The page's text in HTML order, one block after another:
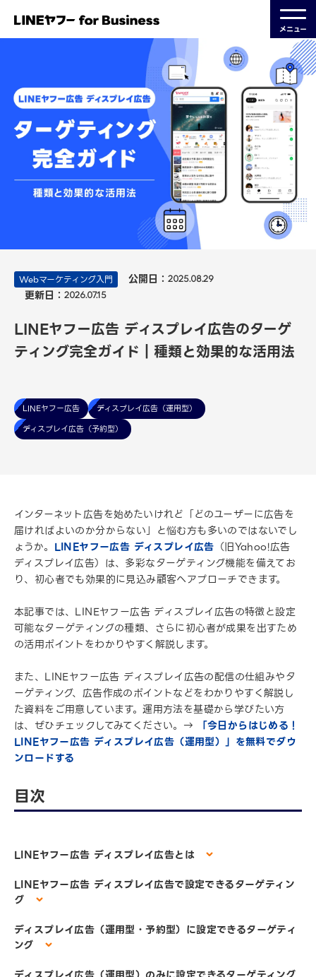
メニュー
Webマーケティング入門 公開日： 2025.08.29
更新日： 2026.07.15
LINEヤフー広告 ディスプレイ広告のターゲ
ティング完全ガイド｜種類と効果的な活用法
LINEヤフー広告
ディスプレイ広告（運用型）
ディスプレイ広告（予約型）
インターネット広告を始めたいけれど「どのユーザーに広告を
届ければよいのか分からない」と悩む方も多いのではないでし
ょうか。 LINEヤフー広告 ディスプレイ広告 （旧Yahoo!広告
ディスプレイ広告）は、多彩なターゲティング機能を備えてお
り、初心者でも効果的に見込み顧客へアプローチできます。
本記事では、LINEヤフー広告 ディスプレイ広告の特徴と設定
可能なターゲティングの種類、さらに初心者が成果を出すため
の活用ポイントをわかりやすく解説します。
また、LINEヤフー広告 ディスプレイ広告の配信の仕組みやタ
ーゲティング、広告作成のポイントなどをわかりやすく解説し
た資料をご用意しています。運用方法を基礎から学びたい方
は、ぜひチェックしてみてください。→
「今日からはじめる！
LINEヤフー広告 ディスプレイ広告（運用型）」を無料でダウ
ンロードする
目次
LINEヤフー広告 ディスプレイ広告とは
LINEヤフー広告 ディスプレイ広告で設定できるターゲティン
グ
ディスプレイ広告（運用型・予約型）に設定できるターゲティ
ング